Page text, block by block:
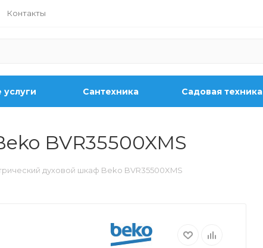
Контакты
Сантехника Садовая техника
BVR35500XMS
духовой шкаф Beko BVR35500XMS